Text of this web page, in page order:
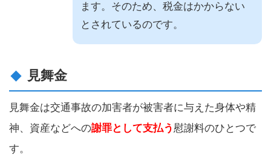
ます。そのため、税金はかからない
とされているのです。
見舞金
見舞金は交通事故の加害者が被害者に与えた身体や精
神、資産などへの謝罪として支払う慰謝料のひとつで
す。